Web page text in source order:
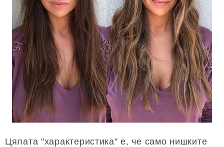
Цялата "характеристика" е, че само нишките